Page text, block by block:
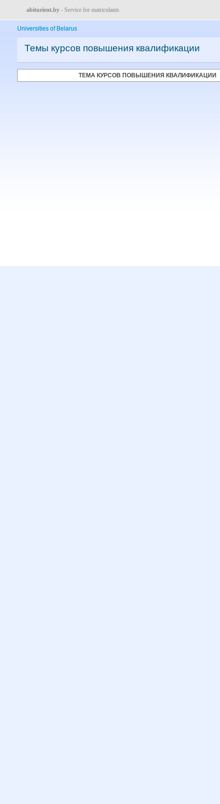
abiturient.by - Service for matriculants
Universities of Belarus
Темы курсов повышения квалификации
ТЕМА КУРСОВ ПОВЫШЕНИЯ КВАЛИФИКАЦИИ